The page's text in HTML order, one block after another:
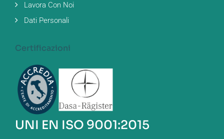
Lavora Con Noi
Dati Personali
Certificazioni
UNI EN ISO 9001:2015